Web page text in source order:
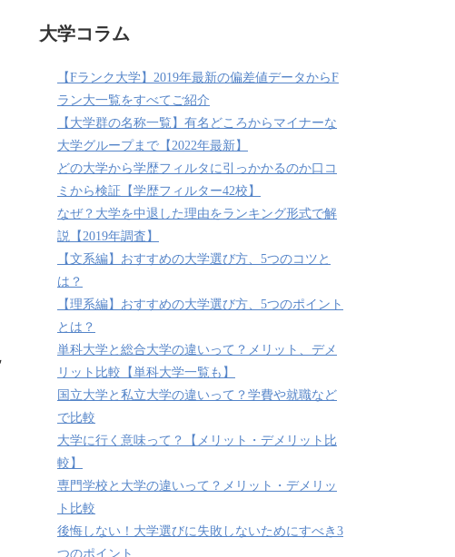
大学コラム
【Fランク大学】2019年最新の偏差値データからF
ラン大一覧をすべてご紹介
【大学群の名称一覧】有名どころからマイナーな
大学グループまで【2022年最新】
どの大学から学歴フィルタに引っかかるのか口コ
ミから検証【学歴フィルター42校】
なぜ？大学を中退した理由をランキング形式で解
説【2019年調査】
【文系編】おすすめの大学選び方、5つのコツと
は？
【理系編】おすすめの大学選び方、5つのポイント
とは？
単科大学と総合大学の違いって？メリット、デメ
リット比較【単科大学一覧も】
国立大学と私立大学の違いって？学費や就職など
で比較
大学に行く意味って？【メリット・デメリット比
較】
専門学校と大学の違いって？メリット・デメリッ
ト比較
後悔しない！大学選びに失敗しないためにすべき3
つのポイント